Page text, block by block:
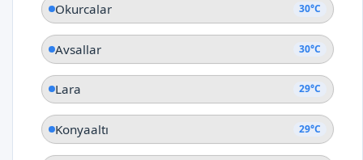
Okurcalar 30°C
Avsallar 30°C
Lara 29°C
Konyaaltı 29°C